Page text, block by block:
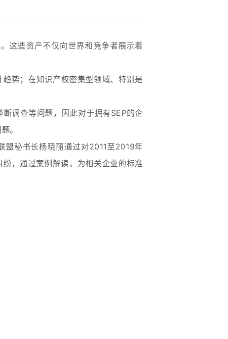
这些资产不仅向世界和竞争者展示着
势；在知识产权密集型领域、特别是
调查等问题，因此对于拥有SEP的企
。
盟秘书长杨晓丽通过对2011至2019年
，通过案例解读，为相关企业的标准